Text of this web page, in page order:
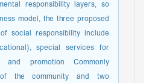
responsibility layers, so
model, the three proposed
social responsibility include
special services for
and promotion Commonly
the community and two